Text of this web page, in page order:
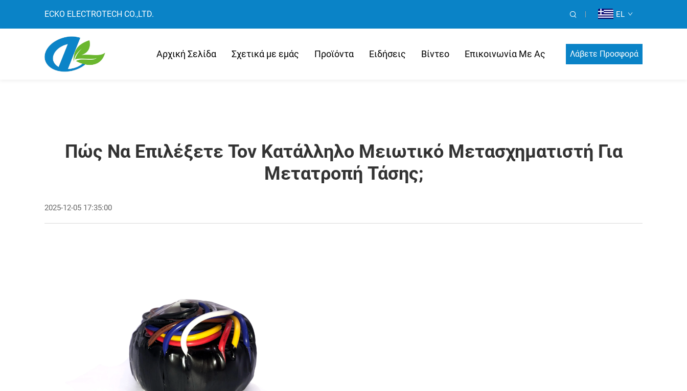
ECKO ELECTROTECH CO.,LTD. EL
Αρχική Σελίδα Σχετικά με εμάς Προϊόντα Ειδήσεις Βίντεο Επικοινωνία Με Ας Λάβετε Προσφορά
Πώς Να Επιλέξετε Τον Κατάλληλο Μειωτικό Μετασχηματιστή Για
Μετατροπή Τάσης;
2025-12-05 17:35:00